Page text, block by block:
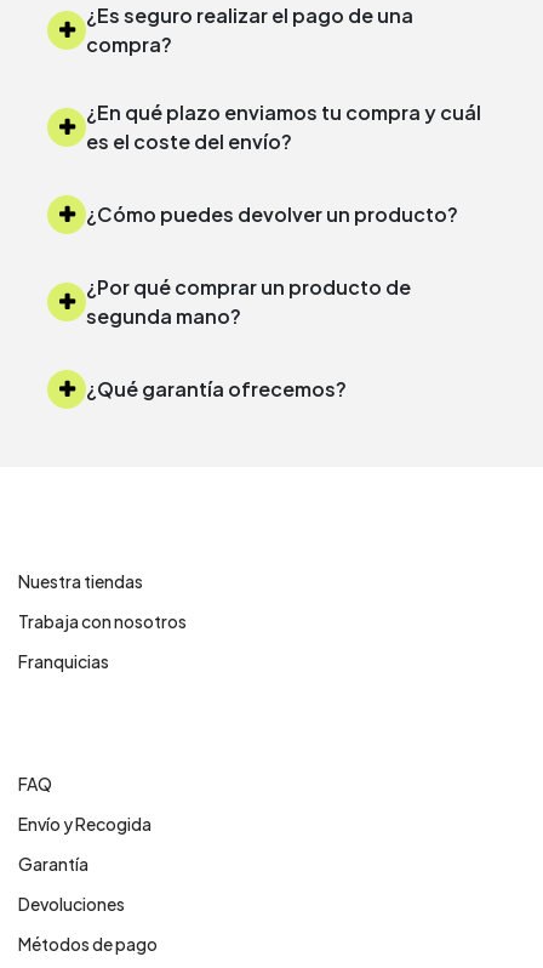
¿Es seguro realizar el pago de una
compra?
¿En qué plazo enviamos tu compra y cuál
es el coste del envío?
¿Cómo puedes devolver un producto?
¿Por qué comprar un producto de
segunda mano?
¿Qué garantía ofrecemos?
Nuestra tiendas
Trabaja con nosotros
Franquicias
FAQ
Envío y Recogida
Garantía
Devoluciones
Métodos de pago